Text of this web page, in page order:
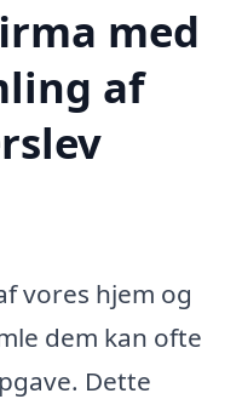
med
af
vores hjem og
dem kan ofte
Dette